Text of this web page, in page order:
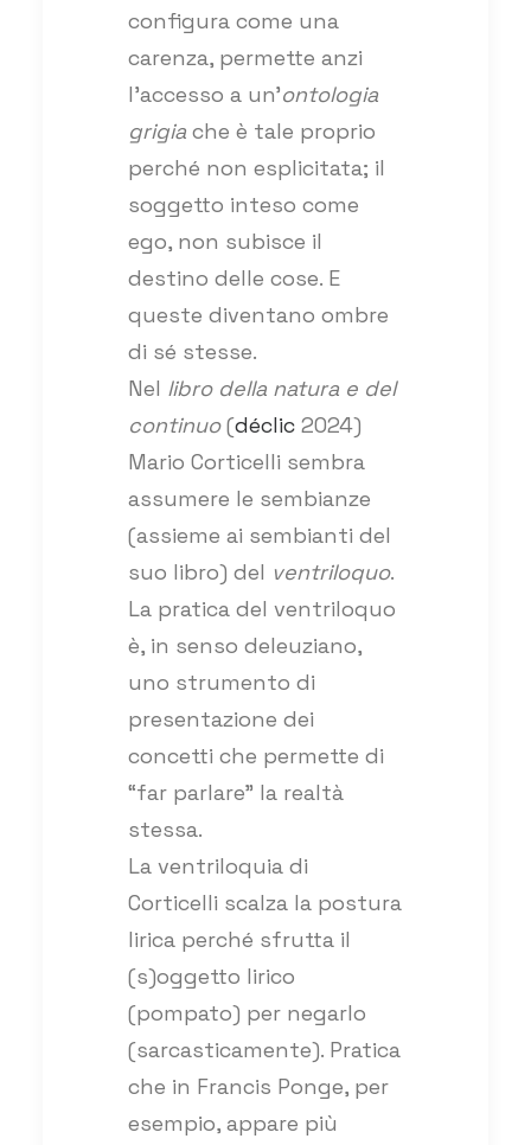
configura come una
carenza, permette anzi
l’accesso a un’ontologia
grigia che è tale proprio
perché non esplicitata; il
soggetto inteso come
ego, non subisce il
destino delle cose. E
queste diventano ombre
di sé stesse.
Nel libro della natura e del
continuo(déclic 2024)
Mario Corticelli sembra
assumere le sembianze
(assieme ai sembianti del
suo libro) del ventriloquo.
La pratica del ventriloquo
è, in senso deleuziano,
uno strumento di
presentazione dei
concetti che permette di
“far parlare” la realtà
stessa.
La ventriloquia di
Corticelli scalza la postura
lirica perché sfrutta il
(s)oggetto lirico
(pompato) per negarlo
(sarcasticamente). Pratica
che in Francis Ponge, per
esempio, appare più